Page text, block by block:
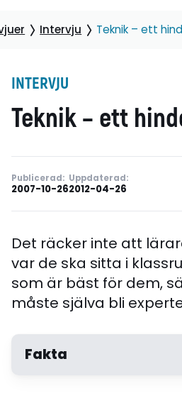
Intervju Teknik – ett
INTERVJU
Teknik – ett
Publicerad:
2007-10-26
Uppdaterad:
2012-04-26
Det räcker inte att
var de ska sitta i
som är bäst för dem,
måste själva bli
Fakta